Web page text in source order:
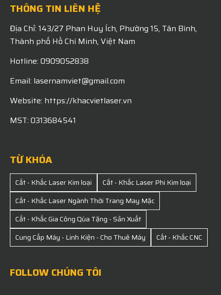
THÔNG TIN LIÊN HỆ
Địa Chỉ: 143/27 Phan Huy Ích, Phường 15, Tân Bình,
Thành phố Hồ Chí Minh, Việt Nam
Hotline: 0909052838
Email: lasernamviet@gmail.com
Website: https://khacvietlaser.vn
MST: 0313684541
TỪ KHÓA
Cắt - Khắc Laser Kim loại
Cắt - Khắc Laser Phi Kim loại
Cắt - Khắc Laser Ngành Thời Trang May Mặc
Cắt - Khắc Gia Công Qùa Tặng - Sản Xuất
Cung Cấp Máy - Linh Kiện - Cho Thuê Máy
Cắt - Khắc CNC
FOLLOW CHÚNG TÔI